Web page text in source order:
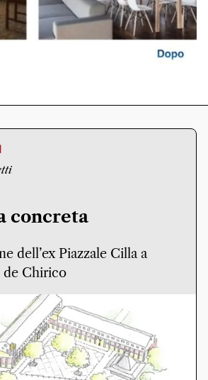
concreta
dell’ex Piazzale Cilla a
de Chirico